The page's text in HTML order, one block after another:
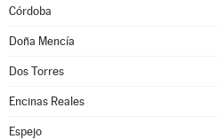
Córdoba
Doña Mencía
Dos Torres
Encinas Reales
Espejo